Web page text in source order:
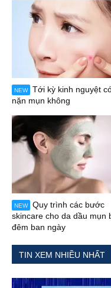
NEW
Tới kỳ kinh nguyệt
nặn mụn không
NEW
Quy trình các bước
skincare cho da dầu mụn
đêm ban ngày
TIN XEM NHIỀU NHẤT